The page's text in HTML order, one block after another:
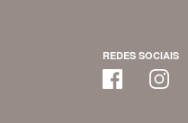
REDES SOCIAIS